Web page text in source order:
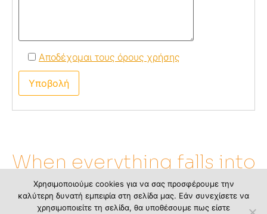
Αποδέχομαι τους όρους χρήσης
When everything falls into
place
Χρησιμοποιούμε cookies για να σας προσφέρουμε την
καλύτερη δυνατή εμπειρία στη σελίδα μας. Εάν συνεχίσετε να
χρησιμοποιείτε τη σελίδα, θα υποθέσουμε πως είστε